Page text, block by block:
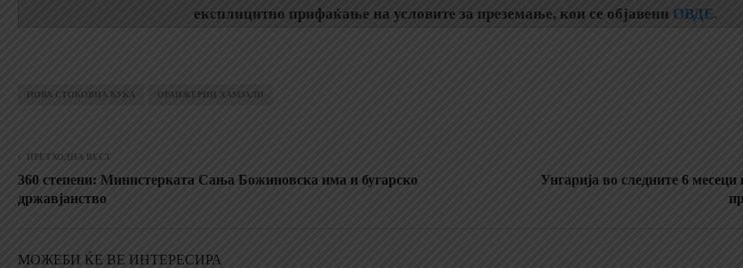
експлицитно прифаќање на условите за преземање, кои се објавени ОВДЕ.
НОВА СТОКОВНА КУЌА ОРАНЖЕРИИ ХАМЗАЛИ
ПРЕТХОДНА ВЕСТ
360 степени: Министерката Сања Божиновска има и бугарско
државјанство
Унгарија во следните 6
МОЖЕБИ ЌЕ ВЕ ИНТЕРЕСИРА